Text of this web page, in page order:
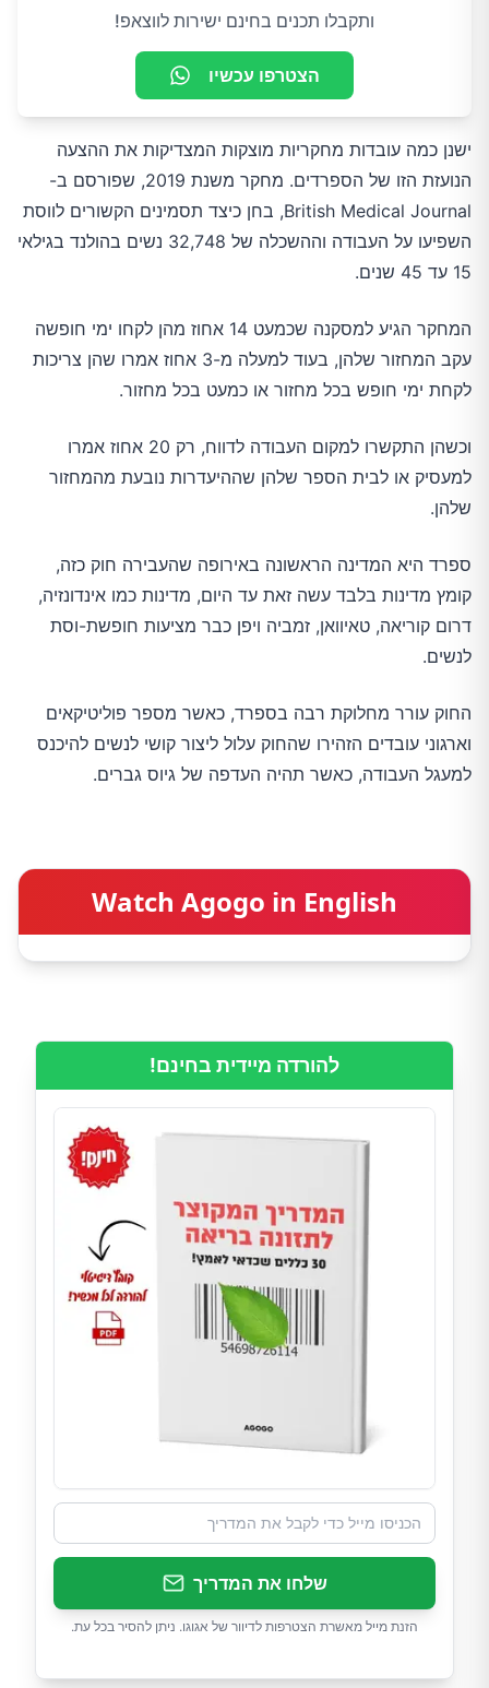
ותקבלו תכנים בחינם ישירות לווצאפ!
הצטרפו עכשיו
ישנן כמה עובדות מחקריות מוצקות המצדיקות את ההצעה
הנועזת הזו של הספרדים. מחקר משנת 2019, שפורסם ב-
British Medical Journal, בחן כיצד תסמינים הקשורים לווסת
השפיעו על העבודה וההשכלה של 32,748 נשים בהולנד בגילאי
15 עד 45 שנים.
המחקר הגיע למסקנה שכמעט 14 אחוז מהן לקחו ימי חופשה
עקב המחזור שלהן, בעוד למעלה מ-3 אחוז אמרו שהן צריכות
לקחת ימי חופש בכל מחזור או כמעט בכל מחזור.
וכשהן התקשרו למקום העבודה לדווח, רק 20 אחוז אמרו
למעסיק או לבית הספר שלהן שההיעדרות נובעת מהמחזור
שלהן.
ספרד היא המדינה הראשונה באירופה שהעבירה חוק כזה,
קומץ מדינות בלבד עשה זאת עד היום, מדינות כמו אינדונזיה,
דרום קוריאה, טאיוואן, זמביה ויפן כבר מציעות חופשת-וסת
לנשים.
החוק עורר מחלוקת רבה בספרד, כאשר מספר פוליטיקאים
וארגוני עובדים הזהירו שהחוק עלול ליצור קושי לנשים להיכנס
למעגל העבודה, כאשר תהיה העדפה של גיוס גברים.
Watch Agogo in English
להורדה מיידית בחינם!
שלחו את המדריך
הזנת מייל מאשרת הצטרפות לדיוור של אגוגו. ניתן להסיר בכל עת.